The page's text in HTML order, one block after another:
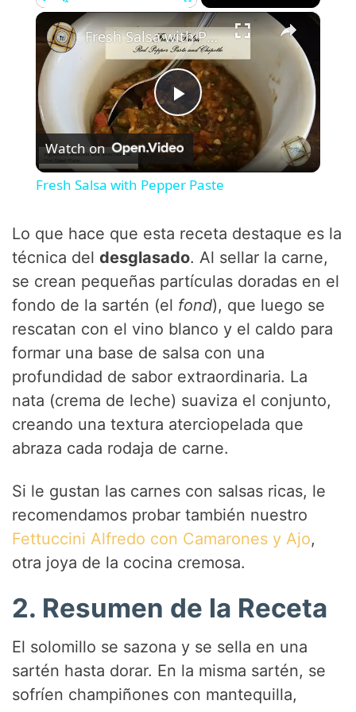
Unmute Fullscreen ×
P
l
y
V
i
d
e
o
Fresh Salsa with Pepper Paste
Watch on
Fresh Salsa with Pepper Paste
Lo que hace que esta receta destaque es la
técnica deldesglasado. Al sellar la carne,
se crean pequeñas partículas doradas en el
fondo de la sartén (el fond), que luego se
rescatan con el vino blanco y el caldo para
formar una base de salsa con una
profundidad de sabor extraordinaria. La
nata (crema de leche) suaviza el conjunto,
creando una textura aterciopelada que
abraza cada rodaja de carne.
Si le gustan las carnes con salsas ricas, le
recomendamos probar también nuestro
Fettuccini Alfredo con Camarones y Ajo,
otra joya de la cocina cremosa.
2. Resumen de la Receta
El solomillo se sazona y se sella en una
sartén hasta dorar. En la misma sartén, se
sofríen champiñones con mantequilla,